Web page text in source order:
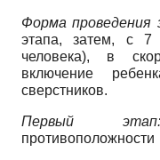
Форма проведения
этапа, затем, с
человека), в
включение
сверстников.
Первый этап:
противоположности